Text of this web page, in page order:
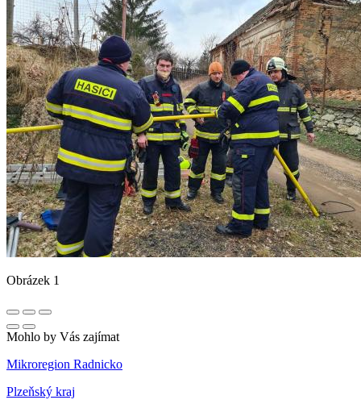
Obrázek 1
Mohlo by Vás zajímat
Mikroregion Radnicko
Plzeňský kraj